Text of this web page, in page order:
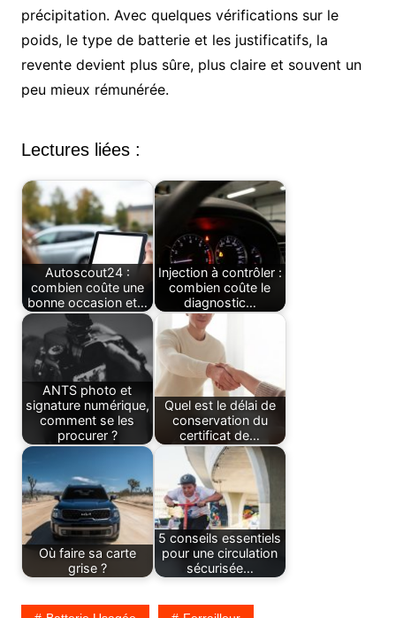
précipitation. Avec quelques vérifications sur le
poids, le type de batterie et les justificatifs, la
revente devient plus sûre, plus claire et souvent un
peu mieux rémunérée.
Lectures liées :
Autoscout24 :
combien coûte une
bonne occasion et…
Injection à contrôler :
combien coûte le
diagnostic…
ANTS photo et
signature numérique,
comment se les
procurer ?
Quel est le délai de
conservation du
certificat de…
Où faire sa carte
grise ?
5 conseils essentiels
pour une circulation
sécurisée…